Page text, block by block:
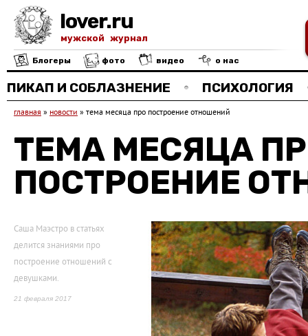
lover.ru
мужской журнал
Блогеры фото видео о нас
ПИКАП И СОБЛАЗНЕНИЕ ПСИХОЛОГИЯ
главная » новости » тема месяца про построение отношений
ТЕМА МЕСЯЦА
ПОСТРОЕНИЕ
Саша Маэстро в статьях
делится знаниями про
построение отношений с
девушками.
21 февраля 2017